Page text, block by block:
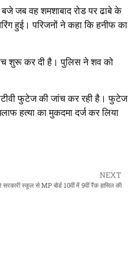
बजे जब वह शमशाबाद रोड पर ढाबे के
हुई। परिजनों ने कहा कि हनीफ का
शुरू कर दी है। पुलिस ने शव को
फुटेज की जांच कर रही है। फुटेज
हत्या का मुकदमा दर्ज कर लिया
NEXT
सरकारी स्कूल से MP बोर्ड 10वीं में 9वीं रैंक हासिल की